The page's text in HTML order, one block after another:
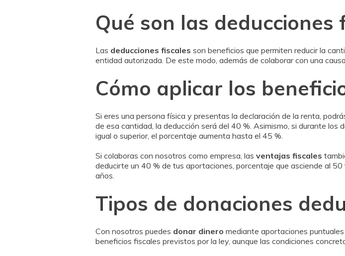
Qué son las deducciones
Las deducciones fiscales son beneficios que permiten reducir la
entidad autorizada. De este modo, además de colaborar con una
Cómo aplicar los
Si eres una persona física y presentas la declaración de la renta,
de esa cantidad, la deducción será del 40 %. Asimismo, si durante
igual o superior, el porcentaje aumenta hasta el 45 %.
Si colaboras con nosotros como empresa, las ventajas fiscales
deducirte un 40 % de tus aportaciones, porcentaje que asciende al
años.
Tipos de donaciones
Con nosotros puedes donar dinero mediante aportaciones
beneficios fiscales previstos por la ley, aunque las condiciones